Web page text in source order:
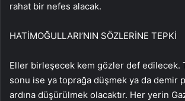
rahat bir nefes alacak.
HATİMOĞULLARI’NIN SÖZLERİNE TEPKİ
Eller birleşecek kem gözler def edilecek.
sonu ise ya toprağa düşmek ya da demir
ardına düşürülmek olacaktır. Her yerin